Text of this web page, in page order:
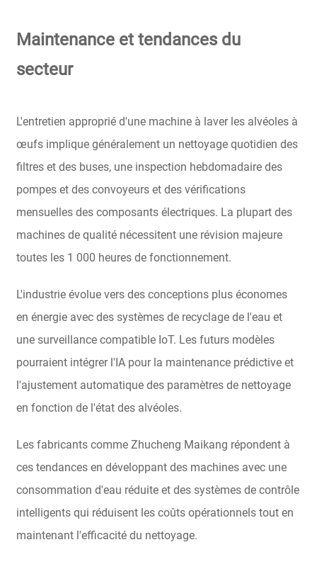
Maintenance et tendances du
secteur
L'entretien approprié d'une machine à laver les alvéoles à
œufs implique généralement un nettoyage quotidien des
filtres et des buses, une inspection hebdomadaire des
pompes et des convoyeurs et des vérifications
mensuelles des composants électriques. La plupart des
machines de qualité nécessitent une révision majeure
toutes les 1 000 heures de fonctionnement.
L'industrie évolue vers des conceptions plus économes
en énergie avec des systèmes de recyclage de l'eau et
une surveillance compatible IoT. Les futurs modèles
pourraient intégrer l'IA pour la maintenance prédictive et
l'ajustement automatique des paramètres de nettoyage
en fonction de l'état des alvéoles.
Les fabricants comme Zhucheng Maikang répondent à
ces tendances en développant des machines avec une
consommation d'eau réduite et des systèmes de contrôle
intelligents qui réduisent les coûts opérationnels tout en
maintenant l'efficacité du nettoyage.